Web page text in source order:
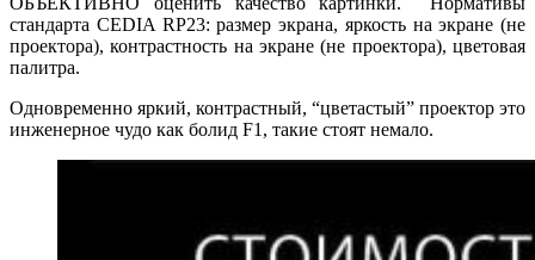
стандарта CEDIA RP23: размер экрана, яркость на экране (не
проектора), контрастность на экране (не проектора), цветовая
палитра.
Одновременно яркий, контрастный, “цветастый” проектор это
инженерное чудо как болид F1, такие стоят немало.